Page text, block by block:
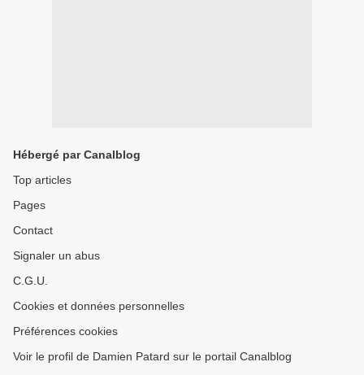
Hébergé par Canalblog
Top articles
Pages
Contact
Signaler un abus
C.G.U.
Cookies et données personnelles
Préférences cookies
Voir le profil de Damien Patard sur le portail Canalblog